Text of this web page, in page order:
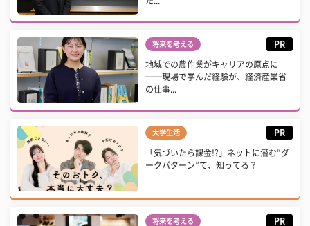
将来を考える PR
地域での農作業がキャリアの原点に
──現場で学んだ経験が、経済産業省
の仕事...
大学生活 PR
「気づいたら課金!?」ネットに潜む“ダ
ークパターン”て、知ってる？
将来を考える PR